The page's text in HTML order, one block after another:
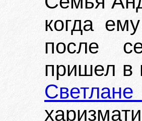
когда
после
пришел в